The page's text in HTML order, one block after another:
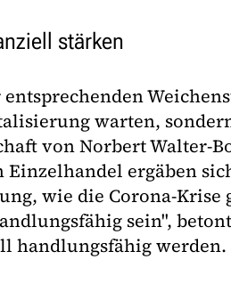
stärken
warten,
von Norbert Walter-
ergäben
wie die Corona-Krise
sein",
handlungsfähig werden.